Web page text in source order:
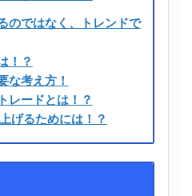
ではなく、トレンドで
！？
考え方！
ードとは！？
るためには！？